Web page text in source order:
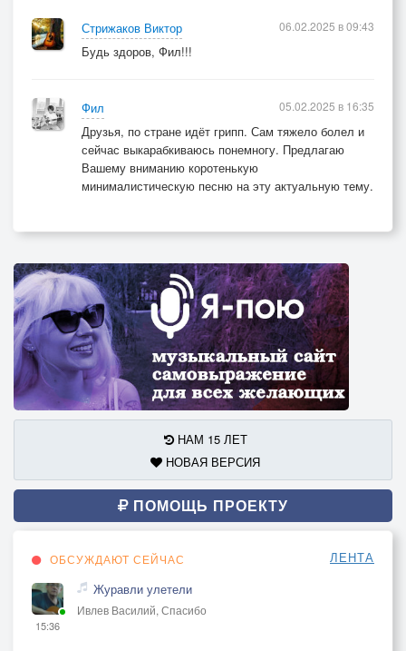
Стрижаков Виктор
Будь здоров, Фил!!!
06.02.2025 в 09:43
Фил
Друзья, по стране идёт грипп. Сам тяжело болел и
сейчас выкарабкиваюсь понемногу. Предлагаю
Вашему вниманию коротенькую
минималистическую песню на эту актуальную тему.
05.02.2025 в 16:35
НАМ 15 ЛЕТ
НОВАЯ ВЕРСИЯ
ПОМОЩЬ ПРОЕКТУ
ОБСУЖДАЮТ СЕЙЧАС ЛЕНТА
15:36
Журавли улетели
Ивлев Василий, Спасибо